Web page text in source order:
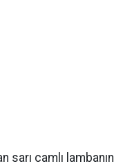
sarı camlı lambanın